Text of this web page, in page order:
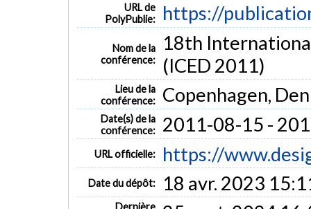
URL de
PolyPublie:
https://
Nom de la
conférence:
18th
(ICED 2011)
Lieu de la
conférence:
Copenhagen,
Date(s) de la
conférence:
2011-08-15 -
URL officielle: https://
Date du dépôt: 18 avr. 2023
Dernière